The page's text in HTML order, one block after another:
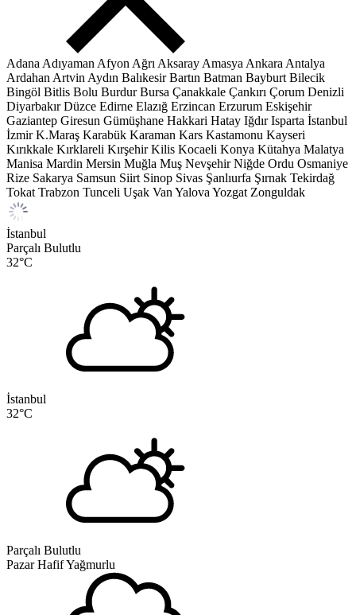
Adana Adıyaman Afyon Ağrı Aksaray Amasya Ankara Antalya
Ardahan Artvin Aydın Balıkesir Bartın Batman Bayburt Bilecik
Bingöl Bitlis Bolu Burdur Bursa Çanakkale Çankırı Çorum Denizli
Diyarbakır Düzce Edirne Elazığ Erzincan Erzurum Eskişehir
Gaziantep Giresun Gümüşhane Hakkari Hatay Iğdır Isparta İstanbul
İzmir K.Maraş Karabük Karaman Kars Kastamonu Kayseri
Kırıkkale Kırklareli Kırşehir Kilis Kocaeli Konya Kütahya Malatya
Manisa Mardin Mersin Muğla Muş Nevşehir Niğde Ordu Osmaniye
Rize Sakarya Samsun Siirt Sinop Sivas Şanlıurfa Şırnak Tekirdağ
Tokat Trabzon Tunceli Uşak Van Yalova Yozgat Zonguldak
İstanbul
Parçalı Bulutlu
32°C
İstanbul
32°C
Parçalı Bulutlu
Pazar Hafif Yağmurlu